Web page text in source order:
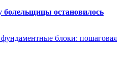
болельщицы остановилось
блоки: пошаговая